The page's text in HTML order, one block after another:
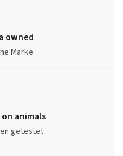
owned
Marke
animals
getestet